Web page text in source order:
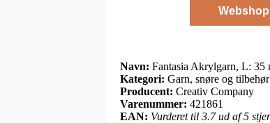
Webshop
Navn: Fantasia Akrylgarn, L:
Kategori: Garn, snøre og tilbehør
Producent: Creativ Company
Varenummer: 421861
EAN: Vurderet til 3.7 ud af 5